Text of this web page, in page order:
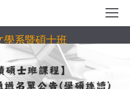
學系暨碩士班